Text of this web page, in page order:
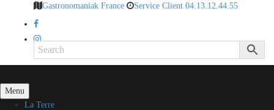
Gastronomaniak France Service Client 04.13.12.44.55
Menu
La Terre